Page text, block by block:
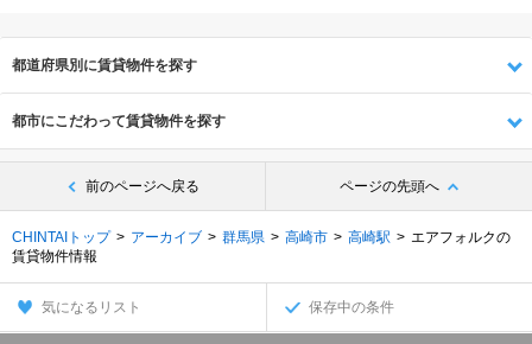
都道府県別に賃貸物件を探す
都市にこだわって賃貸物件を探す
前のページへ戻る ページの先頭へ
CHINTAIトップ アーカイブ 群馬県 高崎市 高崎駅
エアフォルクの
賃貸物件情報
気になるリスト 保存中の条件